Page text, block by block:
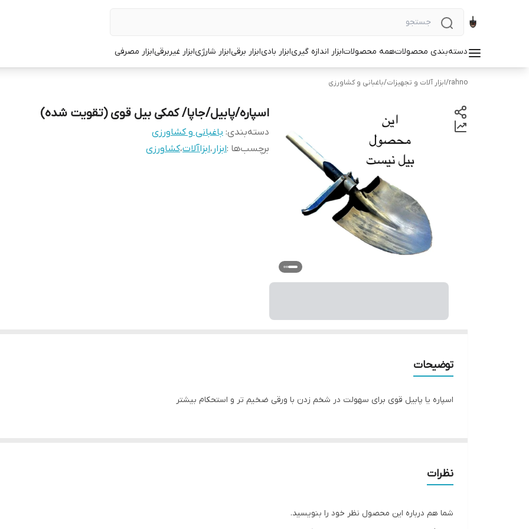
دسته‌بندی محصولاتهمه محصولاتابزار اندازه گیریابزار بادیابزار برقیابزار شارژیابزار غیربرقیابزار مصرفی
rahno
/ابزار آلات و تجهیزات/باغبانی و کشاورزی
اسپاره/پابیل/جاپا/ کمکی بیل قوی (تقویت شده)
دسته‌بندی: باغبانی و کشاورزی
برچسب‌ها :ابزار ،ابزاآلات،کشاورزی
توضیحات
اسپاره یا پابیل قوی برای سهولت در شخم زدن با ورقی ضخیم تر و استحکام بیشتر
نظرات
شما هم درباره این محصول نظر خود را بنویسید.